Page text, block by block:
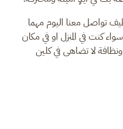
تواصل معنا اليوم مهما
كنت في المنزل او في مكان
لا تضاهى في كلين